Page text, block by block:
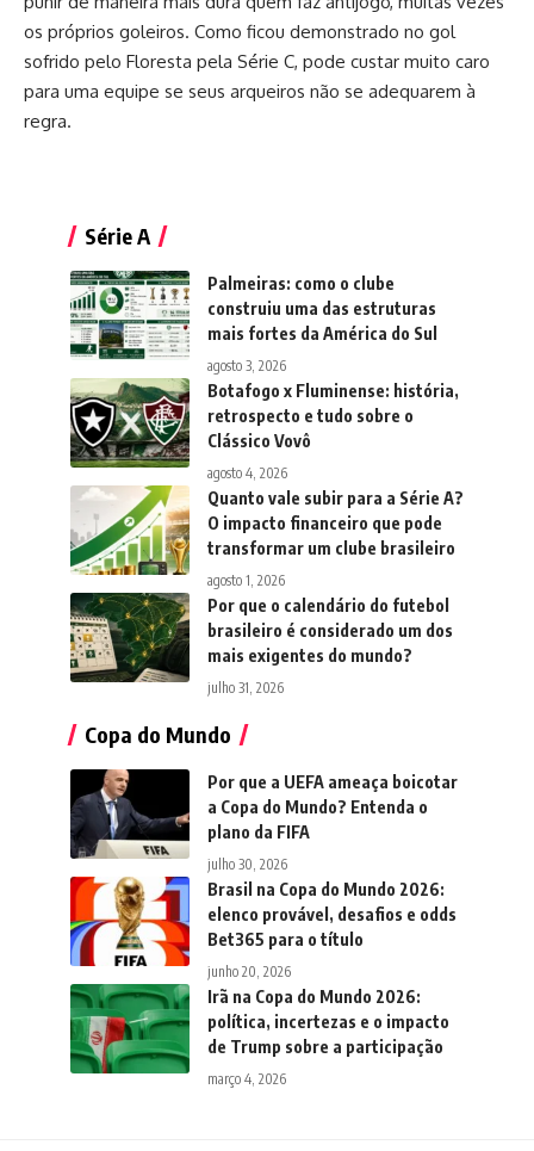
os próprios goleiros. Como ficou demonstrado no gol
sofrido pelo Floresta pela Série C, pode custar muito caro
para uma equipe se seus arqueiros não se adequarem à
regra.
Série A
Palmeiras: como o clube
construiu uma das estruturas
mais fortes da América do Sul
agosto 3, 2026
Botafogo x Fluminense: história,
retrospecto e tudo sobre o
Clássico Vovô
agosto 4, 2026
Quanto vale subir para a Série A?
O impacto financeiro que pode
transformar um clube brasileiro
agosto 1, 2026
Por que o calendário do futebol
brasileiro é considerado um dos
mais exigentes do mundo?
julho 31, 2026
Copa do Mundo
Por que a UEFA ameaça boicotar
a Copa do Mundo? Entenda o
plano da FIFA
julho 30, 2026
Brasil na Copa do Mundo 2026:
elenco provável, desafios e odds
Bet365 para o título
junho 20, 2026
Irã na Copa do Mundo 2026:
política, incertezas e o impacto
de Trump sobre a participação
março 4, 2026